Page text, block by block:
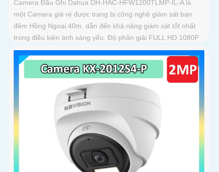
Camera Đầu Ghi Dahua DH-HAC-HFW1200TLMP-IL-A là
một Camera giá rẻ được trang bị công nghệ giám sát ban
đêm Hồng Ngoại 40m, dẫn đến khả năng giám sát tốt nhất
trong điều kiện ánh sáng yếu. Độ phân giải FULL HD 1080P
cho hình ảnh sắc nét